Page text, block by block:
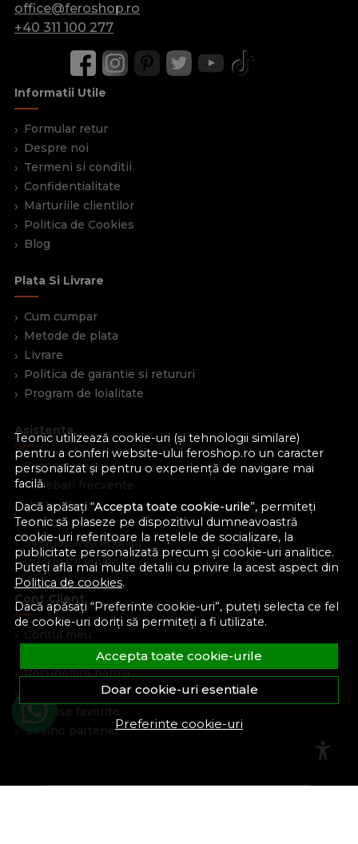
Teonic utilizează cookie-uri (și tehnologii similare)
pentru a conferi website-ului feroshop.ro un caracter
personalizat și pentru o experiență de navigare mai
facilă.
Dacă apăsați “Accepta toate cookie-urile”, permiteți
Teonic să plaseze pe dispozitivul dumneavoastră
cookie-uri referitoare la rețelele de socializare, la
publicitate personalizată precum și cookie-uri analitice.
Puteți afla mai multe detalii cu privire la acest aspect din
Politica de cookies.
Dacă apăsați “Preferinte cookie-uri”, puteți selecta ce fel
de cookie-uri doriți să permiteți a fi utilizate.
Accepta toate cookie-urile
Doar cookie-uri esentiale
Preferinte cookie-uri
office@feroshop.ro
+40 311 100 277
Informatii Utile
Formular retur
Despre noi
Termeni si conditii
Confidentialitate
Marturiile clientilor
Politica de Cookies
Blog
Plata Si Livrare
Cum cumpar
Metode de plata
Livrare
Politica de garantie si retururi
Program de loialitate
Asistenta
Contacteaza-ne
Intrebari frecvente
Harta site
ANPC
Solutionarea litigiilor
Informatii legale
Cont Client
Contul meu
Recuperare parola
Istoric comenzi
Produse favorite
Devino partener